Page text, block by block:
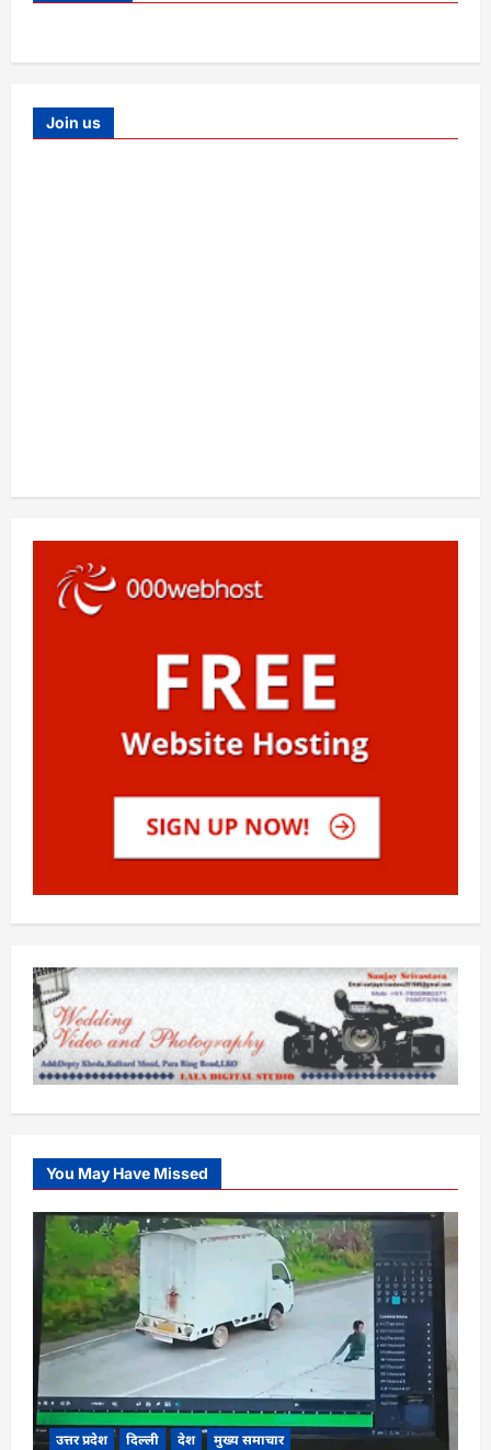
Join us
You May Have Missed
उत्तर प्रदेश दिल्ली देश मुख्य समाचार